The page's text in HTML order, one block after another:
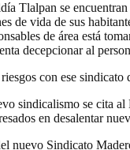
Tlalpan se
de vida de sus
de área está
decepcionar al
con ese
sindicalismo se cita
en desalentar
nuevo Sindicato